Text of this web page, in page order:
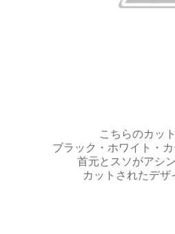
こちらのカッ
ブラック・ホワイト・カ
首元とスソがアシ
カットされたデザ